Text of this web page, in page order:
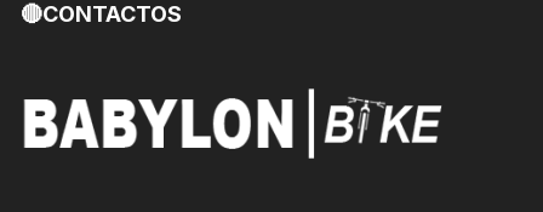
🔴CONTACTOS